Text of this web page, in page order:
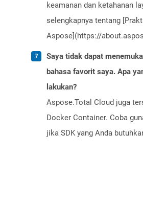
keamanan dan ketahanan
selengkapnya tentang
Aspose](https://
Saya tidak dapat
bahasa favorit saya. Apa
lakukan?
Aspose.Total Cloud juga
Docker Container. Coba
jika SDK yang Anda